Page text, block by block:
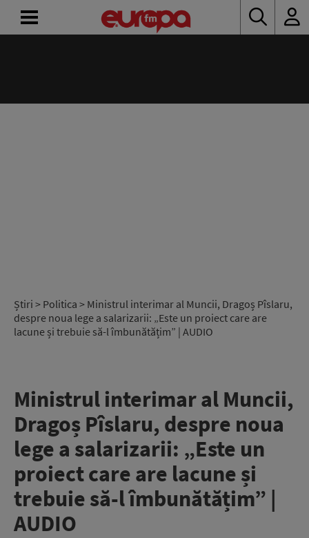
Știri > Politica > Ministrul interimar al Muncii, Dragoș Pîslaru,
despre noua lege a salarizarii: „Este un proiect care are
lacune și trebuie să-l îmbunătățim” | AUDIO
Ministrul interimar al Muncii,
Dragoș Pîslaru, despre noua
lege a salarizarii: „Este un
proiect care are lacune și
trebuie să-l îmbunătățim” |
AUDIO